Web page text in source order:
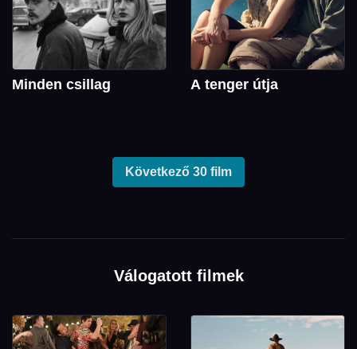
Minden csillag A tenger útja
Következő 30 film
Válogatott filmek